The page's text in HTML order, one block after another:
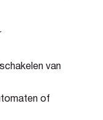
van
of